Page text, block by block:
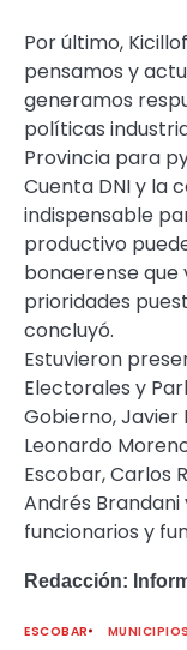
Por último,
pensamos y
generamos
políticas
Provincia para
Cuenta DNI y la
indispensable
productivo
bonaerense
prioridades
concluyó.
Estuvieron
Electorales y
Gobierno, Javier
Leonardo
Escobar, Carlos
Andrés Brandani
funcionarios y
Redacción:
ESCOBAR MUNICIPIOS